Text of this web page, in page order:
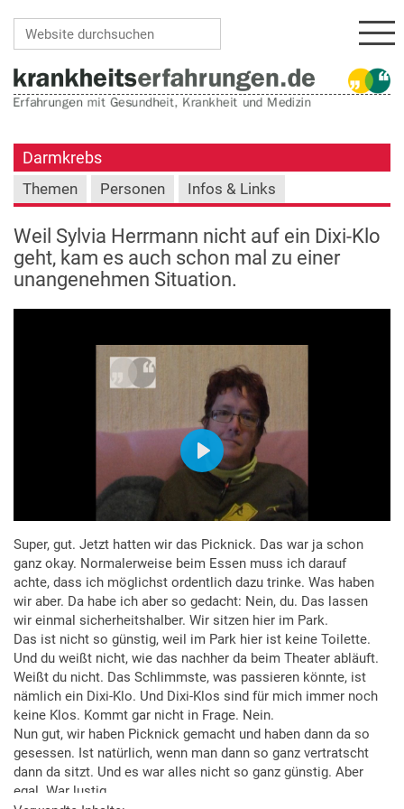
Darmkrebs
Themen Personen Infos & Links
Weil Sylvia Herrmann nicht auf ein Dixi-Klo
geht, kam es auch schon mal zu einer
unangenehmen Situation.
Super, gut. Jetzt hatten wir das Picknick. Das war ja schon
ganz okay. Normalerweise beim Essen muss ich darauf
achte, dass ich möglichst ordentlich dazu trinke. Was haben
wir aber. Da habe ich aber so gedacht: Nein, du. Das lassen
wir einmal sicherheitshalber. Wir sitzen hier im Park.
Das ist nicht so günstig, weil im Park hier ist keine Toilette.
Und du weißt nicht, wie das nachher da beim Theater abläuft.
Weißt du nicht. Das Schlimmste, was passieren könnte, ist
nämlich ein Dixi-Klo. Und Dixi-Klos sind für mich immer noch
keine Klos. Kommt gar nicht in Frage. Nein.
Nun gut, wir haben Picknick gemacht und haben dann da so
gesessen. Ist natürlich, wenn man dann so ganz vertratscht
dann da sitzt. Und es war alles nicht so ganz günstig. Aber
egal. War lustig.